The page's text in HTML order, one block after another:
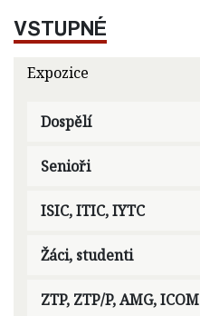
VSTUPNÉ
Expozice
Dospělí
Senioři
ISIC, ITIC, IYTC
Žáci, studenti
ZTP, ZTP/P, AMG, ICOM